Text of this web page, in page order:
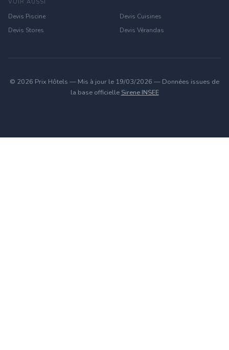
VOIR AUSSI
Devis Piscine
Devis Cuisines
Devis Stores
Devis Vérandas
© 2026 Prix Hôtels — Mis à jour le 19/03/2026 — Données issues de
la base officielle Sirene INSEE